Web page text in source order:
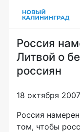
Россия
Литвой о
россиян
18 октября
Россия
том, чтобы